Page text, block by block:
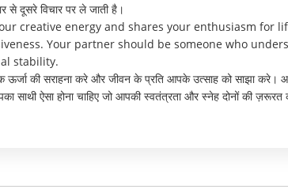
से दूसरे विचार पर ले जाती है।
creative energy and shares your enthusiasm for
Your partner should be someone who
stability.
ऊर्जा की सराहना करे और जीवन के प्रति आपके उत्साह को साझा
साथी ऐसा होना चाहिए जो आपकी स्वतंत्रता और स्नेह दोनों की